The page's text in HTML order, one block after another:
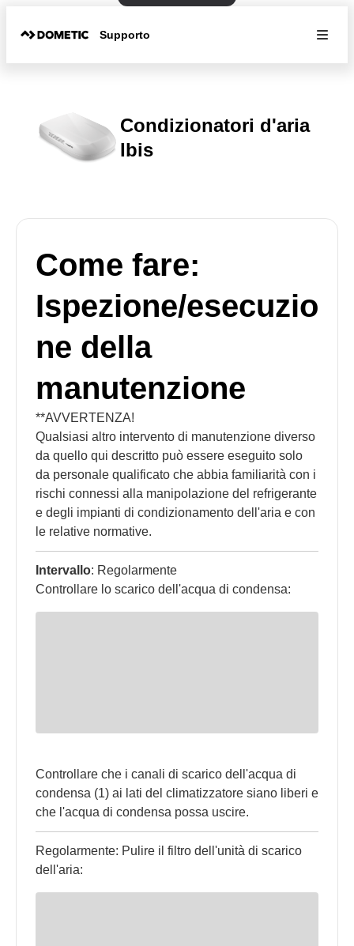
Supporto
Condizionatori d'aria
Ibis
Come fare:
Ispezione/esecuzio
ne della
manutenzione
**AVVERTENZA!
Qualsiasi altro intervento di manutenzione diverso
da quello qui descritto può essere eseguito solo
da personale qualificato che abbia familiarità con i
rischi connessi alla manipolazione del refrigerante
e degli impianti di condizionamento dell'aria e con
le relative normative.
Intervallo: Regolarmente
Controllare lo scarico dell'acqua di condensa:
Controllare che i canali di scarico dell'acqua di
condensa (1) ai lati del climatizzatore siano liberi e
che l'acqua di condensa possa uscire.
Regolarmente: Pulire il filtro dell'unità di scarico
dell'aria: